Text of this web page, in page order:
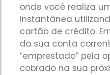
onde você realiza
instantânea
cartão de crédito.
da sua conta
“emprestado” pela
cobrado na sua